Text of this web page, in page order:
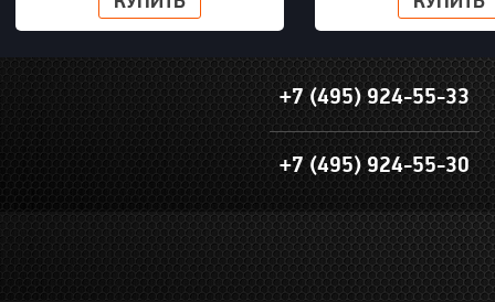
+7 (495) 924-55-33
+7 (495) 924-55-30